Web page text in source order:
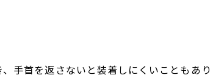
手首を返さないと装着しにくいこともあ